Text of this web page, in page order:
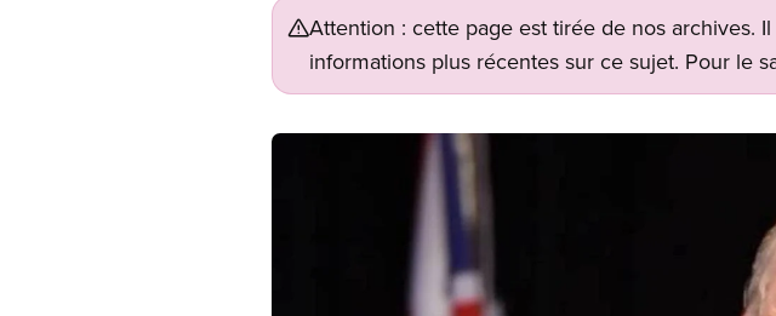
Attention : cette page est tirée de nos archives.
informations plus récentes sur ce sujet. Pour le
Image